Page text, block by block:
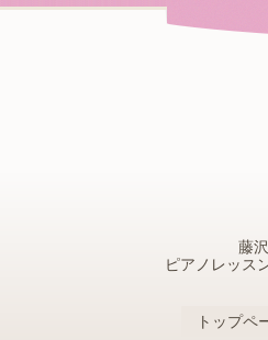
藤
ピアノレッス
トップペ